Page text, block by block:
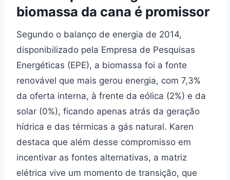
biomassa da cana é promissor
Segundo o balanço de energia de 2014,
disponibilizado pela Empresa de Pesquisas
Energéticas (EPE), a biomassa foi a fonte
renovável que mais gerou energia, com 7,3%
da oferta interna, à frente da eólica (2%) e da
solar (0%), ficando apenas atrás da geração
hídrica e das térmicas a gás natural. Karen
destaca que além desse compromisso em
incentivar as fontes alternativas, a matriz
elétrica vive um momento de transição, que